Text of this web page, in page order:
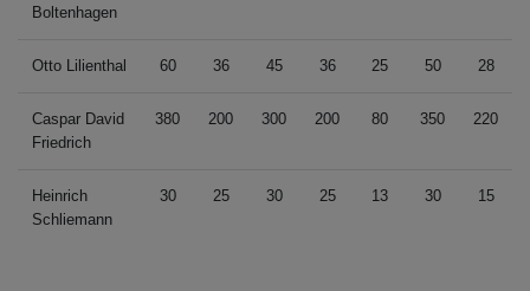
Boltenhagen
Otto Lilienthal 60 36 45 36 25 50 28
Caspar David
Friedrich
380 200 300 200 80 350 220
Heinrich
Schliemann
30 25 30 25 13 30 15